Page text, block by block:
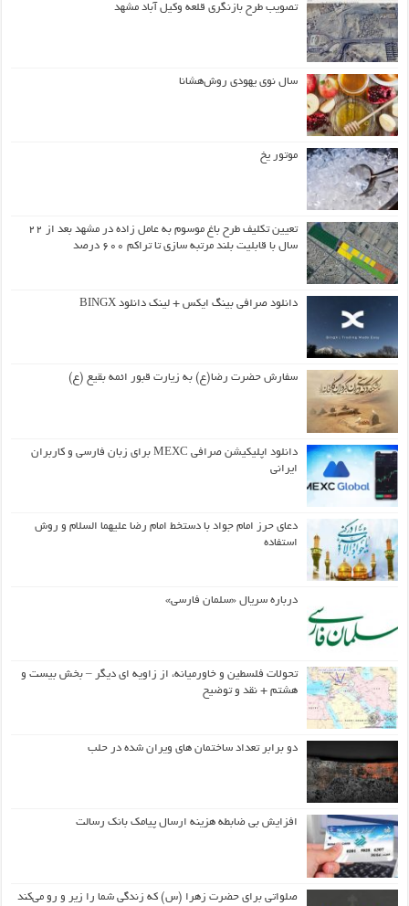
تصویب طرح بازنگری قلعه وکیل آباد مشهد
سال نوی یهودی روش‌هشانا
موتور یخ
تعیین تکلیف طرح باغ موسوم به عامل زاده در مشهد بعد از ۲۲
سال با قابلیت بلند مرتبه سازی تا تراکم ۶۰۰ درصد
دانلود صرافی بینگ ایکس + لینک دانلود BINGX
سفارش حضرت رضا(ع) به زیارت قبور ائمه بقیع (ع)
دانلود اپلیکیشن صرافی MEXC برای زبان فارسی و کاربران
ایرانی
دعای حرز امام جواد با دستخط امام رضا علیهما السلام و روش
استفاده
درباره سریال «سلمان فارسی»
تحولات فلسطین و خاورمیانه، از زاویه ای دیگر – بخش بیست و
هشتم + نقد و توضیح
دو برابر تعداد ساختمان های ویران شده در حلب
افزایش بی ضابطه هزینه ارسال پیامک بانک رسالت
صلواتی برای حضرت زهرا (س) که زندگی شما را زیر و رو می‌کند